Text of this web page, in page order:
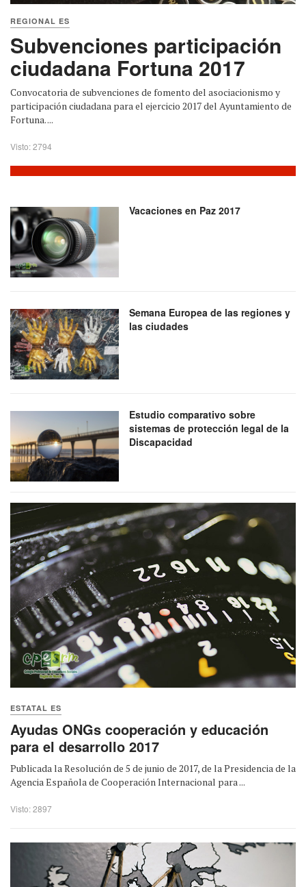
REGIONAL ES
Subvenciones participación
ciudadana Fortuna 2017
Convocatoria de subvenciones de fomento del asociacionismo y
participación ciudadana para el ejercicio 2017 del Ayuntamiento de
Fortuna. ...
Visto: 2794
Vacaciones en Paz 2017
Semana Europea de las regiones y
las ciudades
Estudio comparativo sobre
sistemas de protección legal de la
Discapacidad
ESTATAL ES
Ayudas ONGs cooperación y educación
para el desarrollo 2017
Publicada la Resolución de 5 de junio de 2017, de la Presidencia de la
Agencia Española de Cooperación Internacional para ...
Visto: 2897